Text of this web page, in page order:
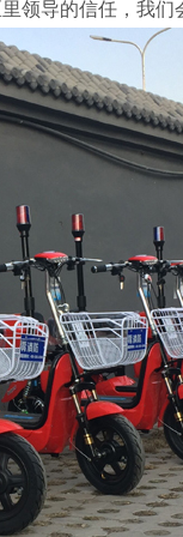
领导的信任，我们